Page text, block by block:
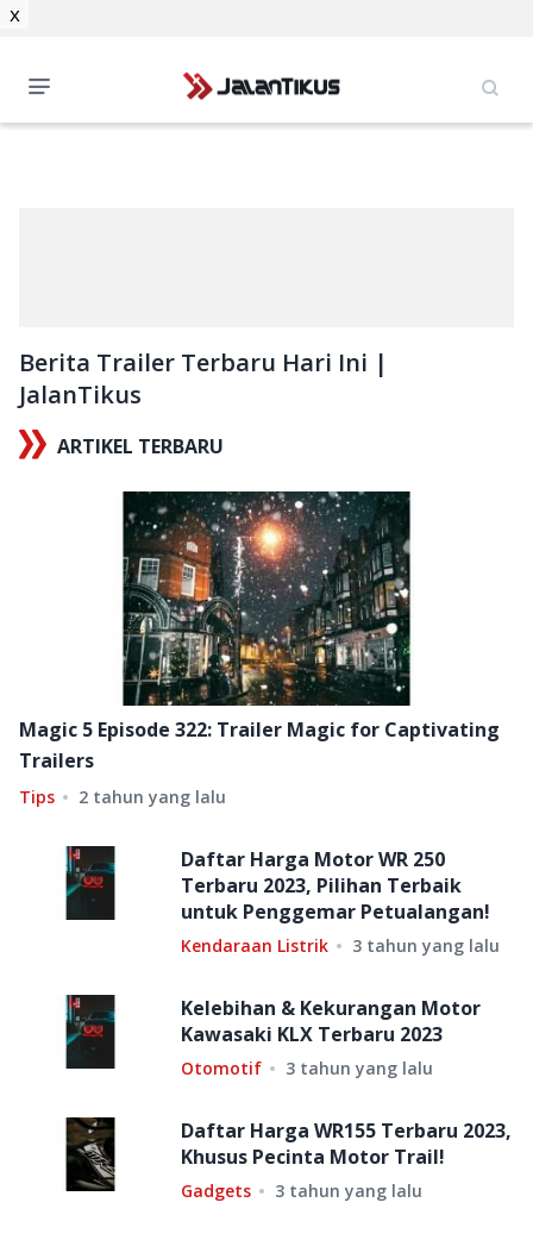
Berita Trailer Terbaru Hari Ini |
JalanTikus
ARTIKEL TERBARU
Magic 5 Episode 322: Trailer Magic for Captivating
Trailers
Tips 2 tahun yang lalu
Daftar Harga Motor WR 250
Terbaru 2023, Pilihan Terbaik
untuk Penggemar Petualangan!
Kendaraan Listrik 3 tahun yang lalu
Kelebihan & Kekurangan Motor
Kawasaki KLX Terbaru 2023
Otomotif 3 tahun yang lalu
Daftar Harga WR155 Terbaru 2023,
Khusus Pecinta Motor Trail!
Gadgets 3 tahun yang lalu
x